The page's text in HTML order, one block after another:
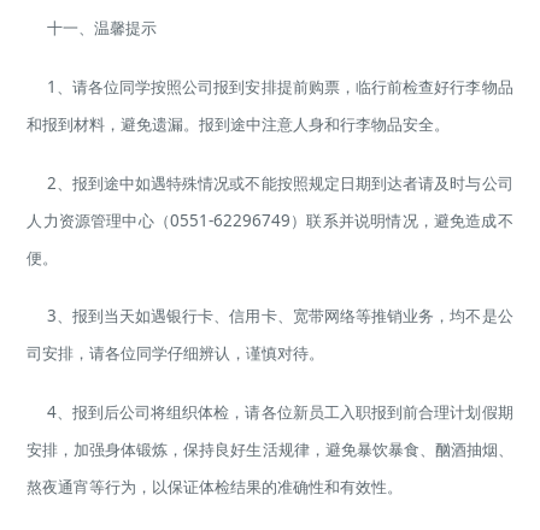
十一、温馨提示
1、请各位同学按照公司报到安排提前购票，临行前检查好行李物品
和报到材料，避免遗漏。报到途中注意人身和行李物品安全。
2、报到途中如遇特殊情况或不能按照规定日期到达者请及时与公司
人力资源管理中心（0551-62296749）联系并说明情况，避免造成不
便。
3、报到当天如遇银行卡、信用卡、宽带网络等推销业务，均不是公
司安排，请各位同学仔细辨认，谨慎对待。
4、报到后公司将组织体检，请各位新员工入职报到前合理计划假期
安排，加强身体锻炼，保持良好生活规律，避免暴饮暴食、酗酒抽烟、
熬夜通宵等行为，以保证体检结果的准确性和有效性。